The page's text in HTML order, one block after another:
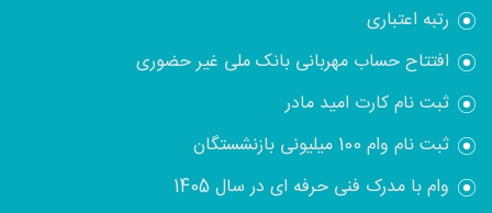
رتبه اعتباری
افتتاح حساب مهربانی بانک ملی غیر حضوری
ثبت نام کارت امید مادر
ثبت نام وام 100 میلیونی بازنشستگان
وام با مدرک فنی حرفه ای در سال 1405